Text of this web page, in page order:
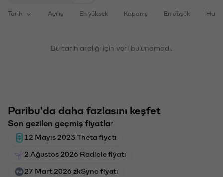
Tarih Açılış En yüksek Kapanış En düşük
Bu tarih aralığı için veri bulunamadı.
Paribu'da daha fazlasını keşfet
Son gezilen geçmiş fiyatlar
12 Mayıs 2023 Theta fiyatı
2 Ağustos 2026 Radicle fiyatı
27 Mart 2026 zkSync fiyatı